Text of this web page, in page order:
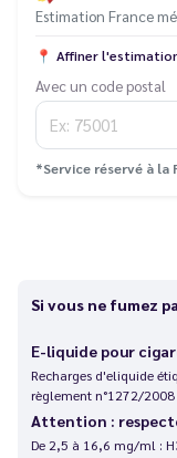
Estimation France
📍 Affiner
Avec un code postal
*Service réservé à
Si vous ne fumez
E-liquide pour
Recharges d'eliquide
règlement n°1272/2008
Attention :
De 2,5 à 16,6 mg/ml :